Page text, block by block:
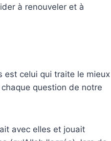
à renouveler et à
est celui qui traite le mieux
question de notre
avec elles et jouait